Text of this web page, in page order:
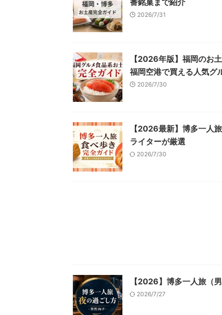
番銘菓まで紹介
2026/7/31
【2026年版】福岡のお
福岡空港で買える人気グ
2026/7/30
【2026最新】博多一人
ライターが厳選
2026/7/30
【2026】博多一人旅（
2026/7/27